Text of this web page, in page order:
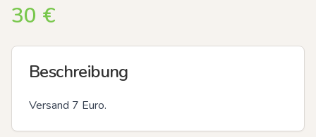
30 €
Beschreibung
Versand 7 Euro.